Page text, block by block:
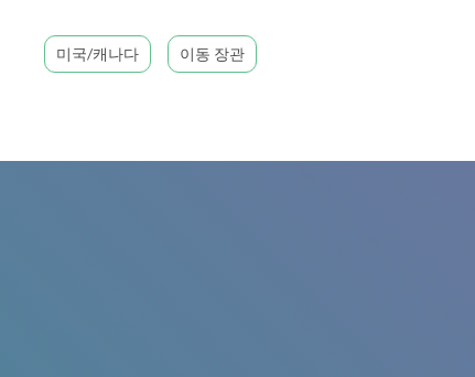
미국/캐나다 이동 장관